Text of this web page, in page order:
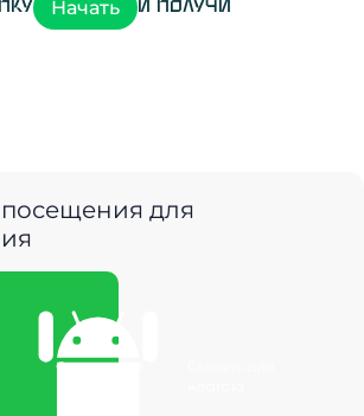
Начать и получи
посещения для
Скачать для